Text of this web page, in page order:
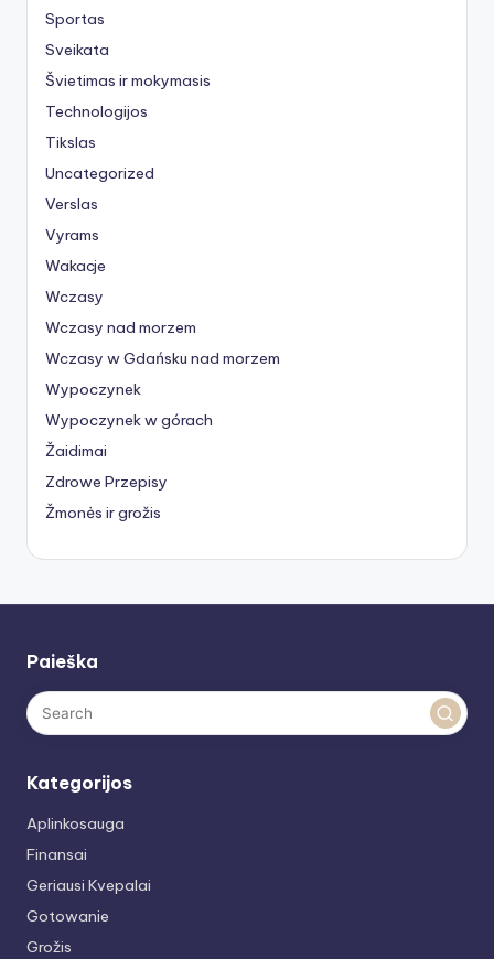
Sportas
Sveikata
Švietimas ir mokymasis
Technologijos
Tikslas
Uncategorized
Verslas
Vyrams
Wakacje
Wczasy
Wczasy nad morzem
Wczasy w Gdańsku nad morzem
Wypoczynek
Wypoczynek w górach
Žaidimai
Zdrowe Przepisy
Žmonės ir grožis
Paieška
Kategorijos
Aplinkosauga
Finansai
Geriausi Kvepalai
Gotowanie
Grožis